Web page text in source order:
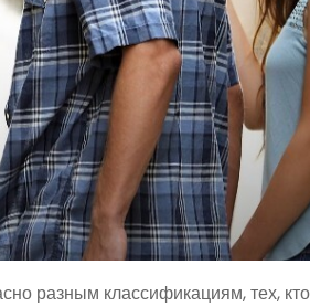
разным классификациям, тех, кто